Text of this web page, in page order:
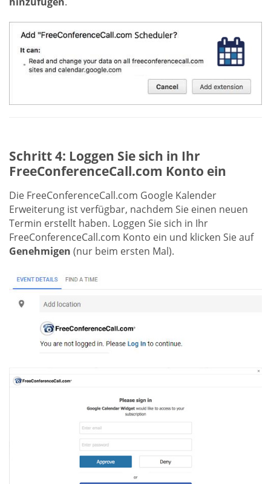
Schritt 4: Loggen Sie sich in Ihr
FreeConferenceCall.com Konto ein
Die FreeConferenceCall.com Google Kalender
Erweiterung ist verfügbar, nachdem Sie einen neuen
Termin erstellt haben. Loggen Sie sich in Ihr
FreeConferenceCall.com Konto ein und klicken Sie auf
Genehmigen (nur beim ersten Mal).